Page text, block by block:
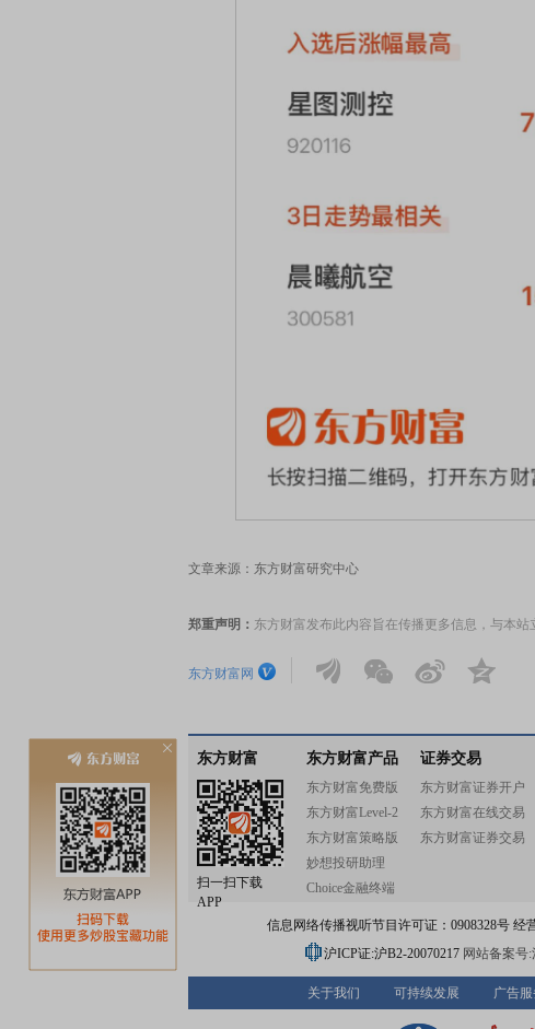
文章来源：东方财富研究中心
郑重声明： 东方财富发布此内容旨在传播更多信息，与本
东方财富网
东方财富
扫一扫下载
APP
东方财富产品
东方财富免费版
东方财富Level-2
东方财富策略版
妙想投研助理
Choice金融终端
证券交易
东方财富证券开户
东方财富在线交易
东方财富证券交易
信息网络传播视听节目许可证：0908328号 经
沪ICP证:沪B2-20070217 网站备案号:
关于我们 可持续发展 广告服